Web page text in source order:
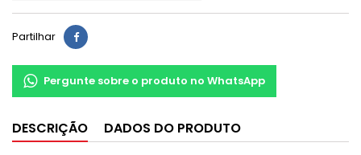
Partilhar
Pergunte sobre o produto no WhatsApp
DESCRIÇÃO DADOS DO PRODUTO